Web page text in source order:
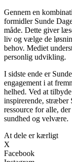
Gennem en
formidler Sunde
måde. Dette giver
liv og vælge de
behov. Mediet
personlig udvikling.
I sidste ende er
engagement i at
helhed. Ved at
inspirerende, stræber
ressource for alle,
sundhed og velvære.
At dele er kærligt
X
Facebook